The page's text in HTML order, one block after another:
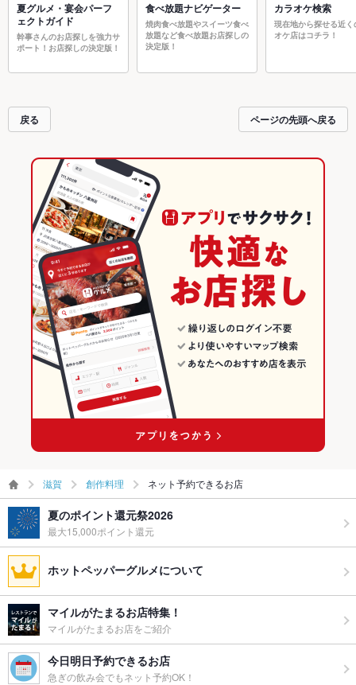
夏グルメ・宴会パーフ
ェクトガイド
幹事さんのお店探しを強力サ
ポート！お店探しの決定版！
食べ放題ナビゲーター
焼肉食べ放題やスイーツ食べ
放題など食べ放題お店探しの
決定版！
カラオケ検索
現在地から探せる近く
オケ店はコチラ！
戻る ページの先頭へ戻る
滋賀 創作料理 ネット予約できるお店
夏のポイント還元祭2026
最大15,000ポイント還元
ホットペッパーグルメについて
マイルがたまるお店特集！
マイルがたまるお店をご紹介
今日明日予約できるお店
急ぎの飲み会でもネット予約OK！